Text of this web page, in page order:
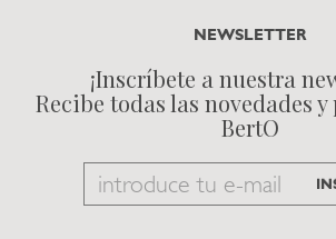
NEWSLETTER
¡Inscríbete a nuestra
Recibe todas las novedades
BertO
Email